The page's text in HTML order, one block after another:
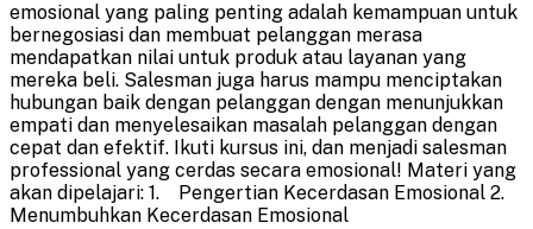
emosional yang paling penting adalah kemampuan untuk
bernegosiasi dan membuat pelanggan merasa
mendapat kan nilai untuk produk atau layanan yang
mereka beli. Salesman juga harus mampu menciptakan
hubungan baik dengan pelanggan dengan menunjukkan
empati dan menyelesaikan masalah pelanggan dengan
cepat dan efektif. Ikuti kursus ini, dan menjadi salesman
professional yang cerdas secara emosional! Materi yang
akan dipelajari: 1. Pengertian Kecerdasan Emosional 2.
Menumbuhkan Kecerdasan Emosional